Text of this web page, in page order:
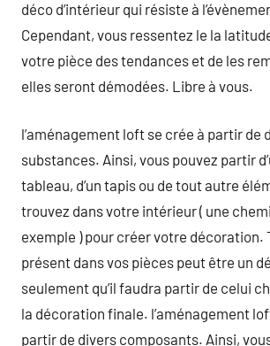
déco d’intérieur qui résiste à
Cependant, vous ressentez le la
votre pièce des tendances et de les
elles seront démodées. Libre à vous.
l’aménagement loft se crée à partir de
substances. Ainsi, vous pouvez partir
tableau, d’un tapis ou de tout autre
trouvez dans votre intérieur ( une
exemple ) pour créer votre décoration.
présent dans vos pièces peut être un
seulement qu’il faudra partir de celui
la décoration finale. l’aménagement
partir de divers composants. Ainsi,